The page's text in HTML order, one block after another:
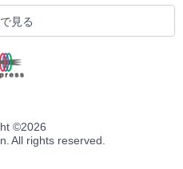
見る
©2026
All rights reserved.